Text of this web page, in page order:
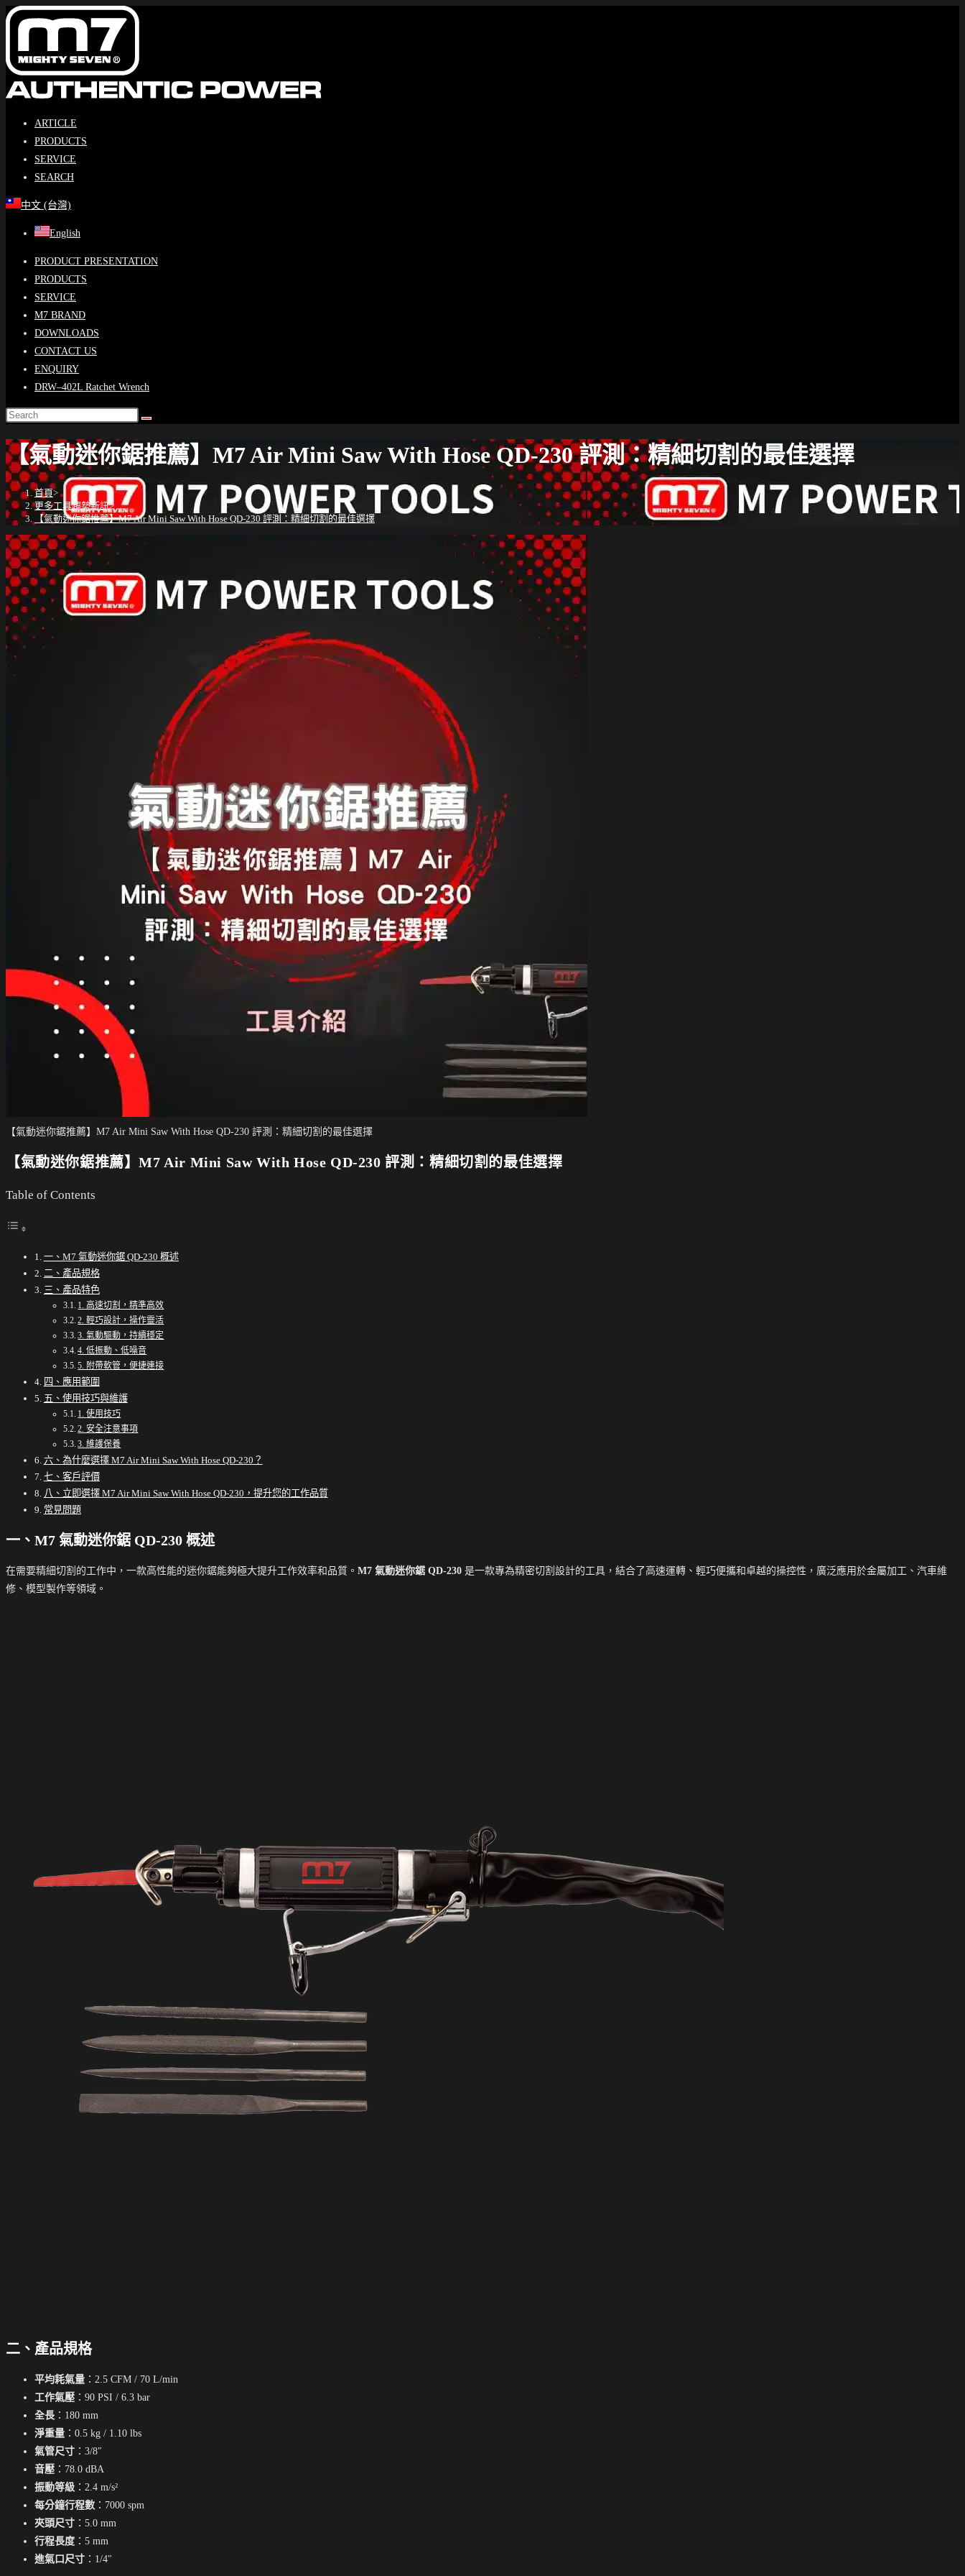
Skip
content
ARTICLE
PRODUCTS
SERVICE
SEARCH
中文 (台灣)
English
PRODUCT PRESENTATION
PRODUCTS
SERVICE
M7 BRAND
DOWNLOADS
CONTACT US
ENQUIRY
DRW–402L Ratchet Wrench
【氣動迷你鋸推薦】M7 Air Mini Saw With Hose QD-230 評測：精細切割的最佳選擇
首頁>
更多工具趨勢新訊>
【氣動迷你鋸推薦】M7 Air Mini Saw With Hose QD-230 評測：精細切割的最佳選擇
【氣動迷你鋸推薦】M7 Air Mini Saw With Hose QD-230 評測：精細切割的最佳選擇
【氣動迷你鋸推薦】M7 Air Mini Saw With Hose QD-230 評測：精細切割的最佳選擇
Table of Contents
一、M7 氣動迷你鋸 QD-230 概述
二、產品規格
三、產品特色
1. 高速切割，精準高效
2. 輕巧設計，操作靈活
3. 氣動驅動，持續穩定
4. 低振動、低噪音
5. 附帶軟管，便捷連接
四、應用範圍
五、使用技巧與維護
1. 使用技巧
2. 安全注意事項
3. 維護保養
六、為什麼選擇 M7 Air Mini Saw With Hose QD-230？
七、客戶評價
八、立即選擇 M7 Air Mini Saw With Hose QD-230，提升您的工作品質
常見問題
一、M7 氣動迷你鋸 QD-230 概述
在需要精細切割的工作中，一款高性能的迷你鋸能夠極大提升工作效率和品質。 M7 氣動迷你鋸 QD-230 是一款專為精密切割設計的工具，結合了高速運轉、輕巧便攜和卓越的操控性，廣泛應用於金屬加工、汽車維
修、模型製作等領域。
二、產品規格
平均耗氣量 ：2.5 CFM / 70 L/min
工作氣壓 ：90 PSI / 6.3 bar
全長 ：180 mm
淨重量 ：0.5 kg / 1.10 lbs
氣管尺寸 ：3/8″
音壓 ：78.0 dBA
振動等級 ：2.4 m/s²
每分鐘行程數 ：7000 spm
夾頭尺寸 ：5.0 mm
行程長度 ：5 mm
進氣口尺寸 ：1/4″